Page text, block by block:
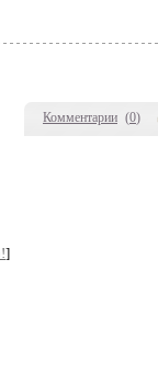
Комментарии (0)
]